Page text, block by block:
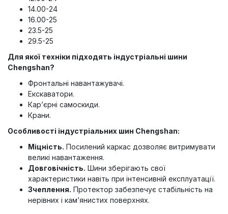
14.00-24
16.00-25
23.5-25
29.5-25
Для якої техніки підходять індустріальні шини
Chengshan?
Фронтальні навантажувачі.
Екскаватори.
Кар’єрні самоскиди.
Крани.
Особливості індустріальних шин Chengshan:
Міцність. Посилений каркас дозволяє витримувати
великі навантаження.
Довговічність. Шини зберігають свої
характеристики навіть при інтенсивній експлуатації.
Зчеплення. Протектор забезпечує стабільність на
нерівних і кам’янистих поверхнях.